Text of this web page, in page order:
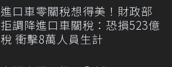
進口車零關稅想得美！財政部
拒調降進口車關稅：恐損523億
稅 衝擊8萬人員生計